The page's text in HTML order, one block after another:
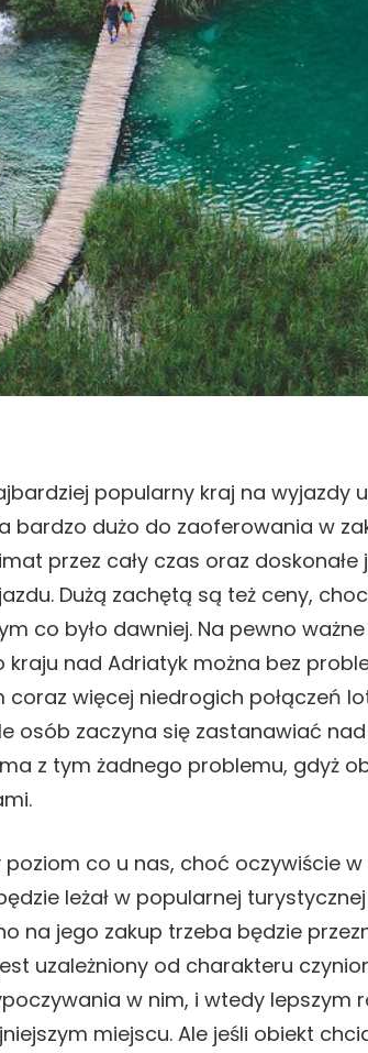
popularny kraj na wyjazdy
bardzo dużo do zaoferowania w
przez cały czas oraz
Dużą zachętą są też ceny,
co było dawniej. Na pewno
kraju nad Adriatyk można bez
więcej niedrogich połączeń
osób zaczyna się zastanawiać
z tym żadnego problemu, gdyż
co u nas, choć oczywiście
leżał w popularnej
na jego zakup trzeba będzie
uzależniony od charakteru
w nim, i wtedy lepszym
miejscu. Ale jeśli obiekt